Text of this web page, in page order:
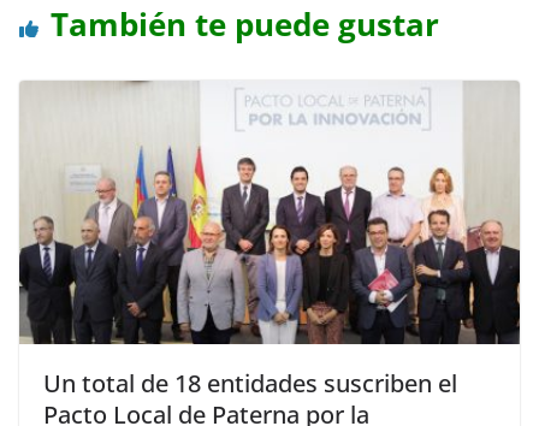
También te puede gustar
Un total de 18 entidades suscriben el
Pacto Local de Paterna por la